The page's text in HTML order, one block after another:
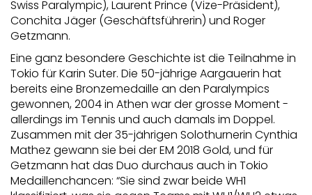
Swiss Paralympic), Laurent Prince (Vize-Präsident),
Conchita Jäger (Geschäftsführerin) und Roger
Getzmann.
Eine ganz besondere Geschichte ist die Teilnahme in
Tokio für Karin Suter. Die 50-jährige Aargauerin hat
bereits eine Bronzemedaille an den Paralympics
gewonnen, 2004 in Athen war der grosse Moment -
allerdings im Tennis und auch damals im Doppel.
Zusammen mit der 35-jährigen Solothurnerin Cynthia
Mathez gewann sie bei der EM 2018 Gold, und für
Getzmann hat das Duo durchaus auch in Tokio
Medaillenchancen: “Sie sind zwar beide WH1